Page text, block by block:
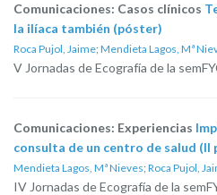
Comunicaciones: Casos clínicos
la ilíaca también (póster)
Roca Pujol, Jaime; Mendieta Lagos, Mª
V Jornadas de Ecografía de la
Comunicaciones: Experiencias
consulta de un centro de salud (II
Mendieta Lagos, Mª Nieves; Roca Pujol,
IV Jornadas de Ecografía de la